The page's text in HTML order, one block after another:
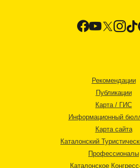
Рекомендации
Публикации
Карта / ГИС
Информационный
Карта сайта
Каталонский
Профессионалы
Каталонское